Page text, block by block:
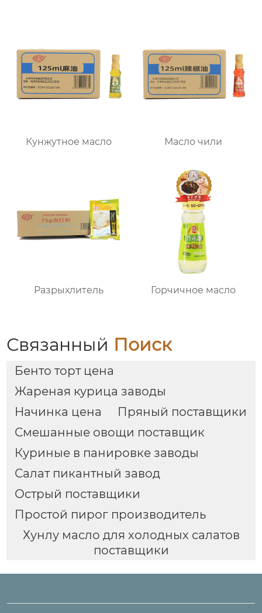
Кунжутное масло Масло чили
Разрыхлитель Горчичное масло
Связанный Поиск
Бенто торт цена
Жареная курица заводы
Начинка цена
Пряный поставщики
Смешанные овощи поставщик
Куриные в панировке заводы
Салат пикантный завод
Острый поставщики
Простой пирог производитель
Хунлу масло для холодных салатов
поставщики